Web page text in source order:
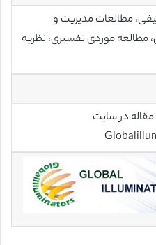
مطالعات مدیریت و
مطالعه موردی تفسیری، نظریه
در سایت